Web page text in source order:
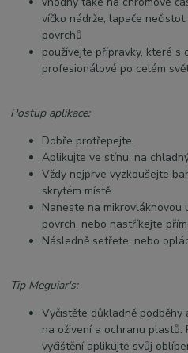
víčko nádrže, lapače
povrchů
používejte přípravky, které s
profesionálové po celém
Postup aplikace:
Dobře protřepejte.
Aplikujte ve stínu, na
Vždy nejprve vyzkoušejte
skrytém místě.
Naneste na mikrovláknovou
povrch, nebo nastříkejte
Následně setřete, nebo
Tip Meguiar's:
Vyčistěte důkladně
na oživení a ochranu plastů.
vyčištění aplikujte svůj